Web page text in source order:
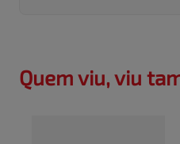
Quem viu, viu